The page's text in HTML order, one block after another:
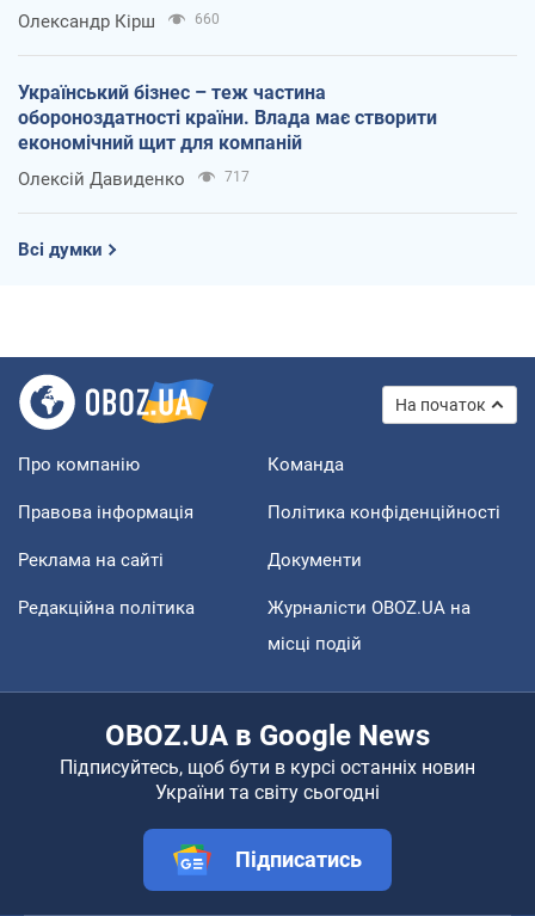
Олександр Кірш 660
Український бізнес – теж частина
обороноздатності країни. Влада має створити
економічний щит для компаній
Олексій Давиденко 717
Всі думки
На початок
Про компанію Команда
Правова інформація Політика конфіденційності
Реклама на сайті Документи
Редакційна політика
Журналісти OBOZ.UA на
місці подій
OBOZ.UA в Google News
Підписуйтесь, щоб бути в курсі останніх новин
України та світу сьогодні
Підписатись